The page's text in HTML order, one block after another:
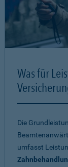
Was für
Die
umfasst